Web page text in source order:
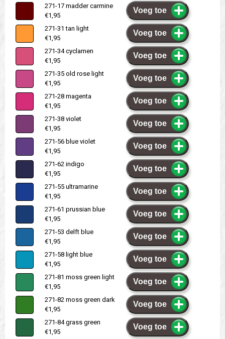
271-17 madder carmine
€1,95
Voeg toe
271-31 tan light
€1,95
Voeg toe
271-34 cyclamen
€1,95
Voeg toe
271-35 old rose light
€1,95
Voeg toe
271-28 magenta
€1,95
Voeg toe
271-38 violet
€1,95
Voeg toe
271-56 blue violet
€1,95
Voeg toe
271-62 indigo
€1,95
Voeg toe
271-55 ultramarine
€1,95
Voeg toe
271-61 prussian blue
€1,95
Voeg toe
271-53 delft blue
€1,95
Voeg toe
271-58 light blue
€1,95
Voeg toe
271-81 moss green light
€1,95
Voeg toe
271-82 moss green dark
€1,95
Voeg toe
271-84 grass green
€1,95
Voeg toe